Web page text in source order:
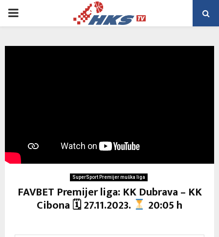
PRIMARY
SuperSport Premijer muška liga
FAVBET Premijer liga: KK Dubrava – KK
Cibona 🗓 27.11.2023. 20:05 h